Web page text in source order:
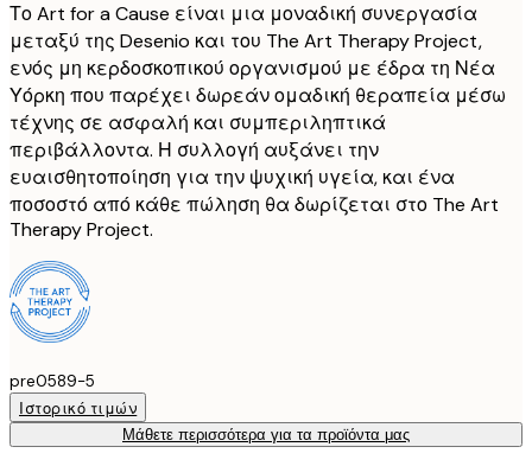
Το Art for a Cause είναι μια μοναδική συνεργασία
μεταξύ της Desenio και του The Art Therapy Project,
ενός μη κερδοσκοπικού οργανισμού με έδρα τη Νέα
Υόρκη που παρέχει δωρεάν ομαδική θεραπεία μέσω
τέχνης σε ασφαλή και συμπεριληπτικά
περιβάλλοντα. Η συλλογή αυξάνει την
ευαισθητοποίηση για την ψυχική υγεία, και ένα
ποσοστό από κάθε πώληση θα δωρίζεται στο The Art
Therapy Project.
pre0589-5
Ιστορικό τιμών
Μάθετε περισσότερα για τα προϊόντα μας